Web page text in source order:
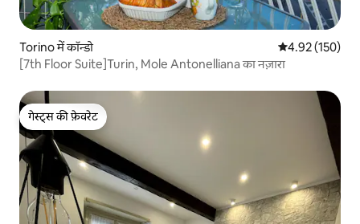
Torino में कॉन्डो औसत रेटिंग 5 में से
4.92 (150)
[7th Floor Suite]Turin, Mole Antonelliana का नज़ारा
गेस्ट्स की फ़ेवरेट
गेस्ट्स की फ़ेवरेट